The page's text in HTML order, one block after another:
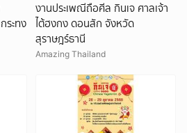
ระทง
งานประเพณีถือศีล กินเจ ศาลเจ้า
ไต้ฮงกง ดอนสัก จังหวัด
สุราษฎร์ธานี
Amazing Thailand